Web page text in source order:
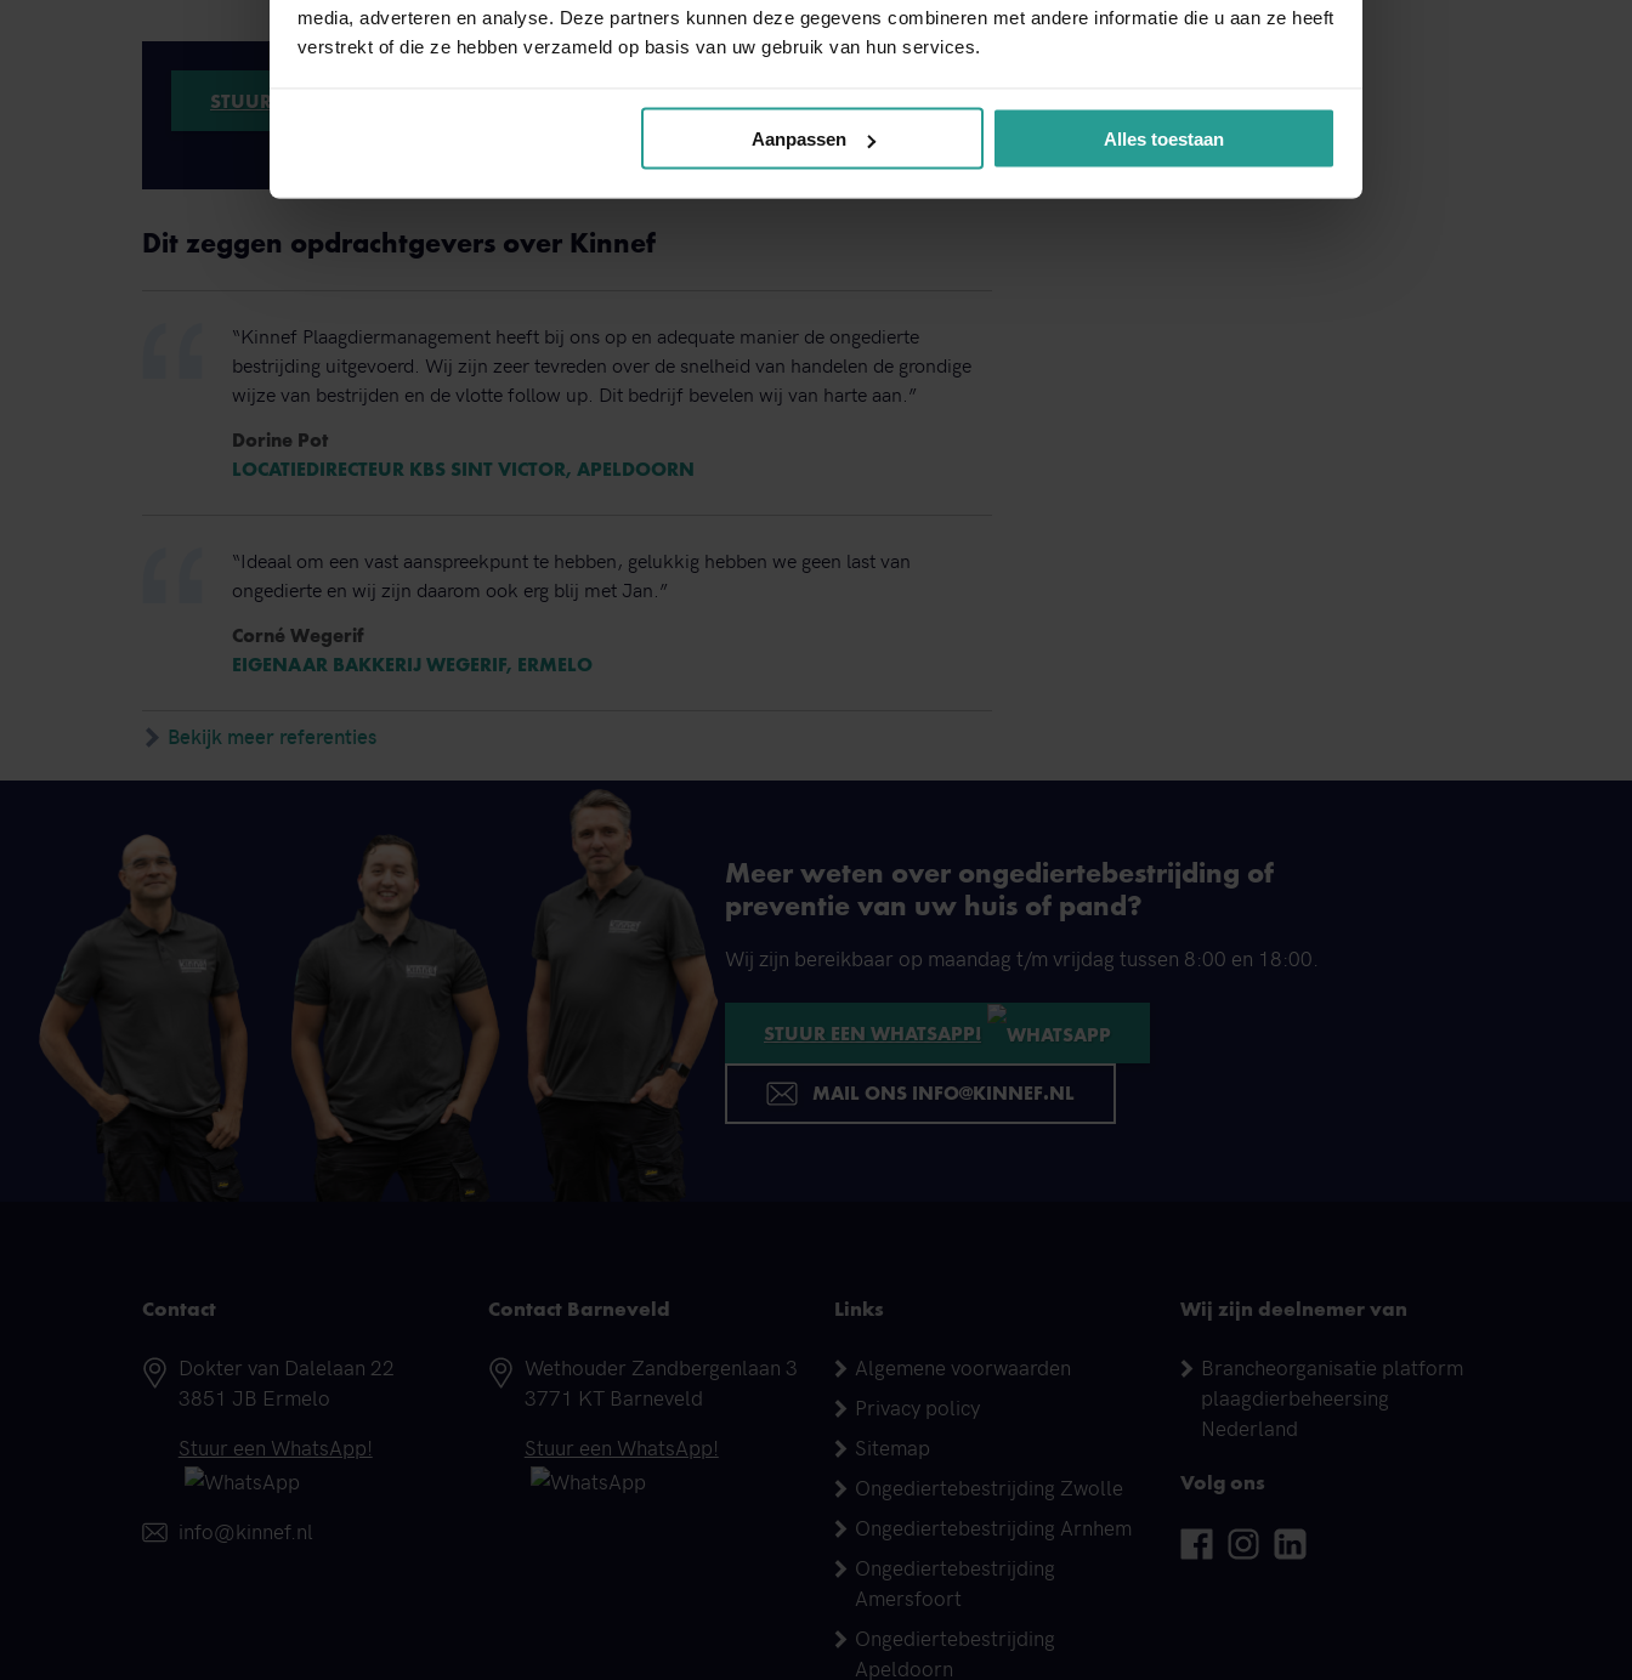
media, adverteren en analyse. Deze partners kunnen deze gegevens combineren met andere informatie die u aan ze heeft
verstrekt of die ze hebben verzameld op basis van uw gebruik van hun services.
Aanpassen Alles toestaan
STUUR EEN WHATSAPP! NEEM CONTACT MET ONS OP
Binnen 1 werkdag antwoord
Dit zeggen opdrachtgevers over Kinnef
“Kinnef Plaagdiermanagement heeft bij ons op en adequate manier de ongedierte
bestrijding uitgevoerd. Wij zijn zeer tevreden over de snelheid van handelen de grondige
wijze van bestrijden en de vlotte follow up. Dit bedrijf bevelen wij van harte aan.”
Dorine Pot
LOCATIEDIRECTEUR KBS SINT VICTOR, APELDOORN
“Ideaal om een vast aanspreekpunt te hebben, gelukkig hebben we geen last van
ongedierte en wij zijn daarom ook erg blij met Jan.”
Corné Wegerif
EIGENAAR BAKKERIJ WEGERIF, ERMELO
Bekijk meer referenties
Meer weten over ongediertebestrijding of
preventie van uw huis of pand?
Wij zijn bereikbaar op maandag t/m vrijdag tussen 8:00 en 18:00.
STUUR EEN WHATSAPP!
MAIL ONS INFO@KINNEF.NL
Contact
Adres
Dokter van Dalelaan 22
3851 JB Ermelo
Telefoonnummer
Stuur een WhatsApp!
E-mail
info@kinnef.nl
Contact Barneveld
Adres
Wethouder Zandbergenlaan 3
3771 KT Barneveld
Telefoonnummer
Stuur een WhatsApp!
Links
Algemene voorwaarden
Privacy policy
Sitemap
Ongediertebestrijding Zwolle
Ongediertebestrijding Arnhem
Ongediertebestrijding
Amersfoort
Ongediertebestrijding
Apeldoorn
Wij zijn deelnemer van
Brancheorganisatie platform
plaagdierbeheersing
Nederland
Volg ons
Facebook
InstagramLinkedin